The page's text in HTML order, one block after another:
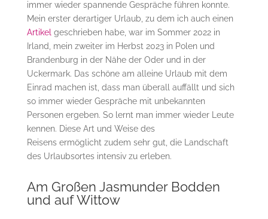
immer wieder spannende Gespräche führen konnte.
Mein erster derartiger Urlaub, zu dem ich auch einen
Artikel geschrieben habe, war im Sommer 2022 in
Irland, mein zweiter im Herbst 2023 in Polen und
Brandenburg in der Nähe der Oder und in der
Uckermark. Das schöne am alleine Urlaub mit dem
Einrad machen ist, dass man überall auffällt und sich
so immer wieder Gespräche mit unbekannten
Personen ergeben. So lernt man immer wieder Leute
kennen. Diese Art und Weise des
Reisens ermöglicht zudem sehr gut, die Landschaft
des Urlaubsortes intensiv zu erleben.
Am Großen Jasmunder Bodden
und auf Wittow